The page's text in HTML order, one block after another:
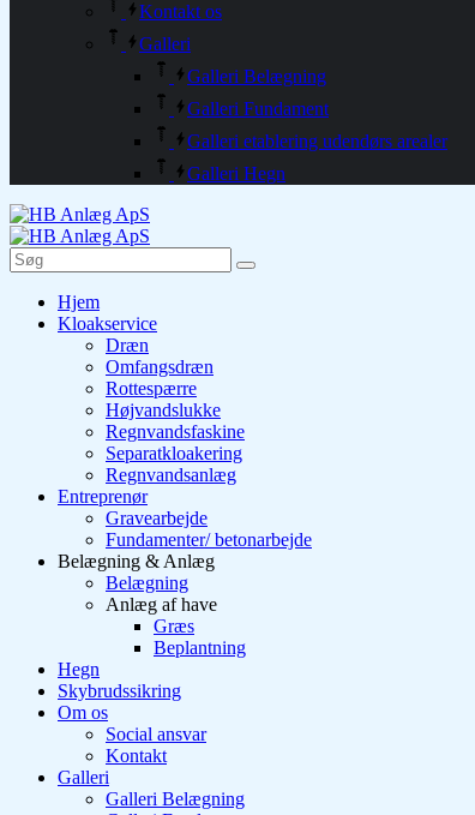
Kontakt os
Galleri
Galleri Belægning
Galleri Fundament
Galleri etablering udendørs arealer
Galleri Hegn
Hjem
Kloakservice
Dræn
Omfangsdræn
Rottespærre
Højvandslukke
Regnvandsfaskine
Separatkloakering
Regnvandsanlæg
Entreprenør
Gravearbejde
Fundamenter/ betonarbejde
Belægning & Anlæg
Belægning
Anlæg af have
Græs
Beplantning
Hegn
Skybrudssikring
Om os
Social ansvar
Kontakt
Galleri
Galleri Belægning